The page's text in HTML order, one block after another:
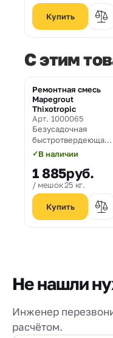
C этим
Хит
Ремонтная смесь
Mapegrout
Thixotropic
Арт. 1000065
Безусадочная
быстротвердеющая
ремонтная смесь
содержащая
полимерную фибру,
предназначенная
для ремонта
бетонных и
железобетонных
Толщина
от 10 до 70 мм.
✓В наличии
1 885руб.
мешок 25 кг.
Не нашли
Инженер
расчётом.